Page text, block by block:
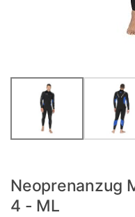
Neoprenanzug
4 - ML